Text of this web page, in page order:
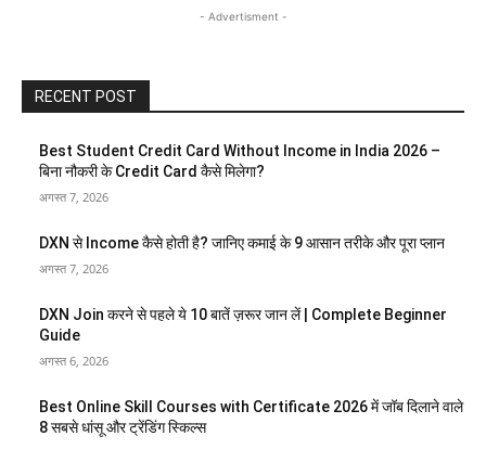
- Advertisment -
RECENT POST
Best Student Credit Card Without Income in India 2026 –
बिना नौकरी के Credit Card कैसे मिलेगा?
अगस्त 7, 2026
DXN से Income कैसे होती है? जानिए कमाई के 9 आसान तरीके और पूरा प्लान
अगस्त 7, 2026
DXN Join करने से पहले ये 10 बातें ज़रूर जान लें | Complete Beginner
Guide
अगस्त 6, 2026
Best Online Skill Courses with Certificate 2026 में जॉब दिलाने वाले
8 सबसे धांसू और ट्रेंडिंग स्किल्स